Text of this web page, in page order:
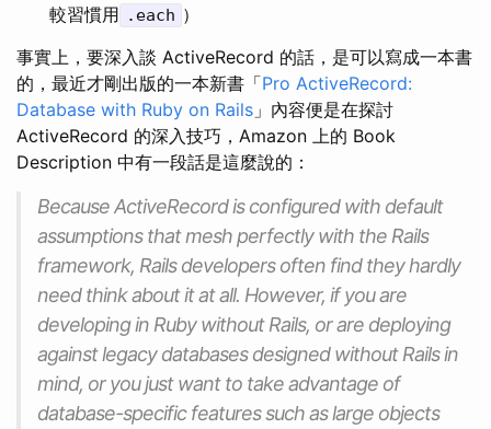
較習慣用 .each ）
事實上，要深入談 ActiveRecord 的話，是可以寫成一本書
的，最近才剛出版的一本新書「Pro ActiveRecord:
Database with Ruby on Rails 」內容便是在探討
ActiveRecord 的深入技巧，Amazon 上的 Book
Description 中有一段話是這麼說的：
Because ActiveRecord is configured with default
assumptions that mesh perfectly with the Rails
framework, Rails developers often find they hardly
need think about it at all. However, if you are
developing in Ruby without Rails, or are deploying
against legacy databases designed without Rails in
mind, or you just want to take advantage of
database-specific features such as large objects